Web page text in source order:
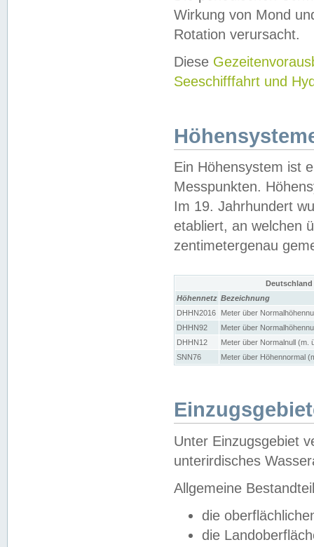
Wirkung von Mond
Rotation verursacht.
Diese
Seeschifffahrt und
Ein Höhensystem ist
Messpunkten.
Im 19. Jahrhundert
etabliert, an welchen
zentimetergenau
Höhennetz Bezeichnung
DHHN2016
Meter über
DHHN92
Meter über
DHHN12
Meter über Normalnull (m.
SNN76
Meter über Höhennormal
Unter Einzugsgebiet
unterirdisches
Allgemeine
die
die